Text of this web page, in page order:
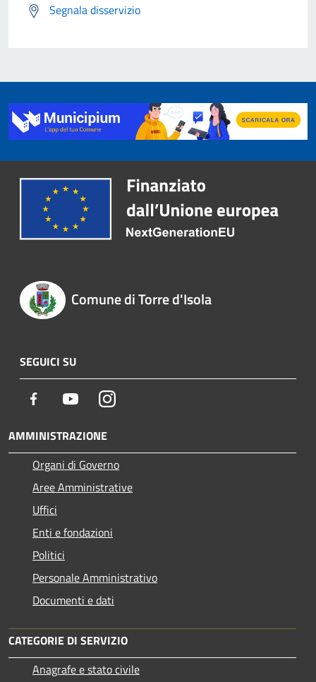
Segnala disservizio
Comune di Torre d'Isola
SEGUICI SU
Facebook YoutubeInstagram
AMMINISTRAZIONE
Organi di Governo
Aree Amministrative
Uffici
Enti e fondazioni
Politici
Personale Amministrativo
Documenti e dati
CATEGORIE DI SERVIZIO
Anagrafe e stato civile